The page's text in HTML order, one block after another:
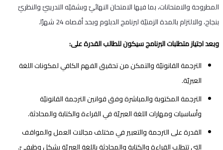
المطروحة والامتحانات، بما فيها الامتحان النهائيّ وبشقيّه التدريبيّ والنظريّ
بنجاح، والالتزام بالمدة الزمنيّة لبرنامج الدبلوم وبحد أقصاه 24 شهرًا.
وبعد اجتياز متطلبات البرنامج سيكون للطالب القدرة على:
الترجمة القانونيّة والتمكن من تحقيق الفهم الكافي لمكونات اللغة
العبريّة.
الترجمة المكتوبة والمباشرة وفق قوانين الترجمة القانونيّة
وأساسيات ومهارات اللغة العبريّة في القراءة والكتابة والمحادثة.
القدرة على الترجمة والتعبير في مختلف مجالات العمل والمواقف
التي تتطلب القراءة والكتابة والمحادثة باللغة العبريّة بشكل وظيفيّ.